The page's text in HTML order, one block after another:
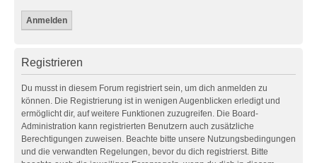
Registrieren
Du musst in diesem Forum registriert sein, um dich anmelden zu
können. Die Registrierung ist in wenigen Augenblicken erledigt und
ermöglicht dir, auf weitere Funktionen zuzugreifen. Die Board-
Administration kann registrierten Benutzern auch zusätzliche
Berechtigungen zuweisen. Beachte bitte unsere Nutzungsbedingungen
und die verwandten Regelungen, bevor du dich registrierst. Bitte